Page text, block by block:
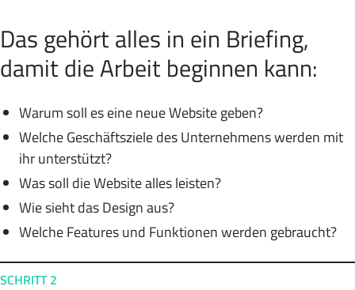
Das gehört alles in ein Briefing,
damit die Arbeit beginnen kann:
Warum soll es eine neue Website geben?
Welche Geschäftsziele des Unternehmens werden mit
ihr unterstützt?
Was soll die Website alles leisten?
Wie sieht das Design aus?
Welche Features und Funktionen werden gebraucht?
SCHRITT 2